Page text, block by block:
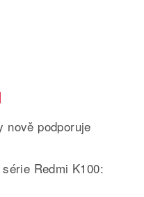
nově podporuje
Redmi K100: